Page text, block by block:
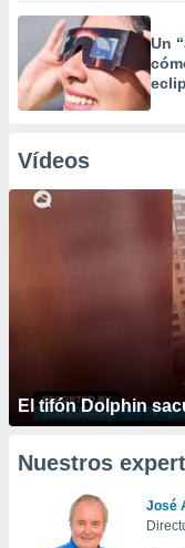
Un
Vídeos
El tifón Dolphin
Nuestros
José